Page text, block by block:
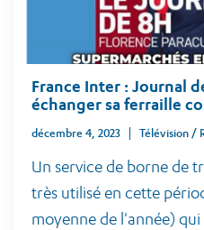
France Inter : Journal
échanger sa ferraille
décembre 4, 2023 Télévision /
Un service de borne de
très utilisé en cette
moyenne de l'année) qui